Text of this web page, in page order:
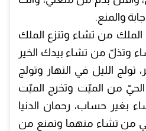
والمنع.
الملك من تشاء وتنزع الملك
وتذلّ من تشاء بيدك الخير
الليل في النهار وتولج
الحيّ من الميّت وتخرج الميّت
بغير حساب، رحمان الدنيا
من تشاء منهما وتمنع من